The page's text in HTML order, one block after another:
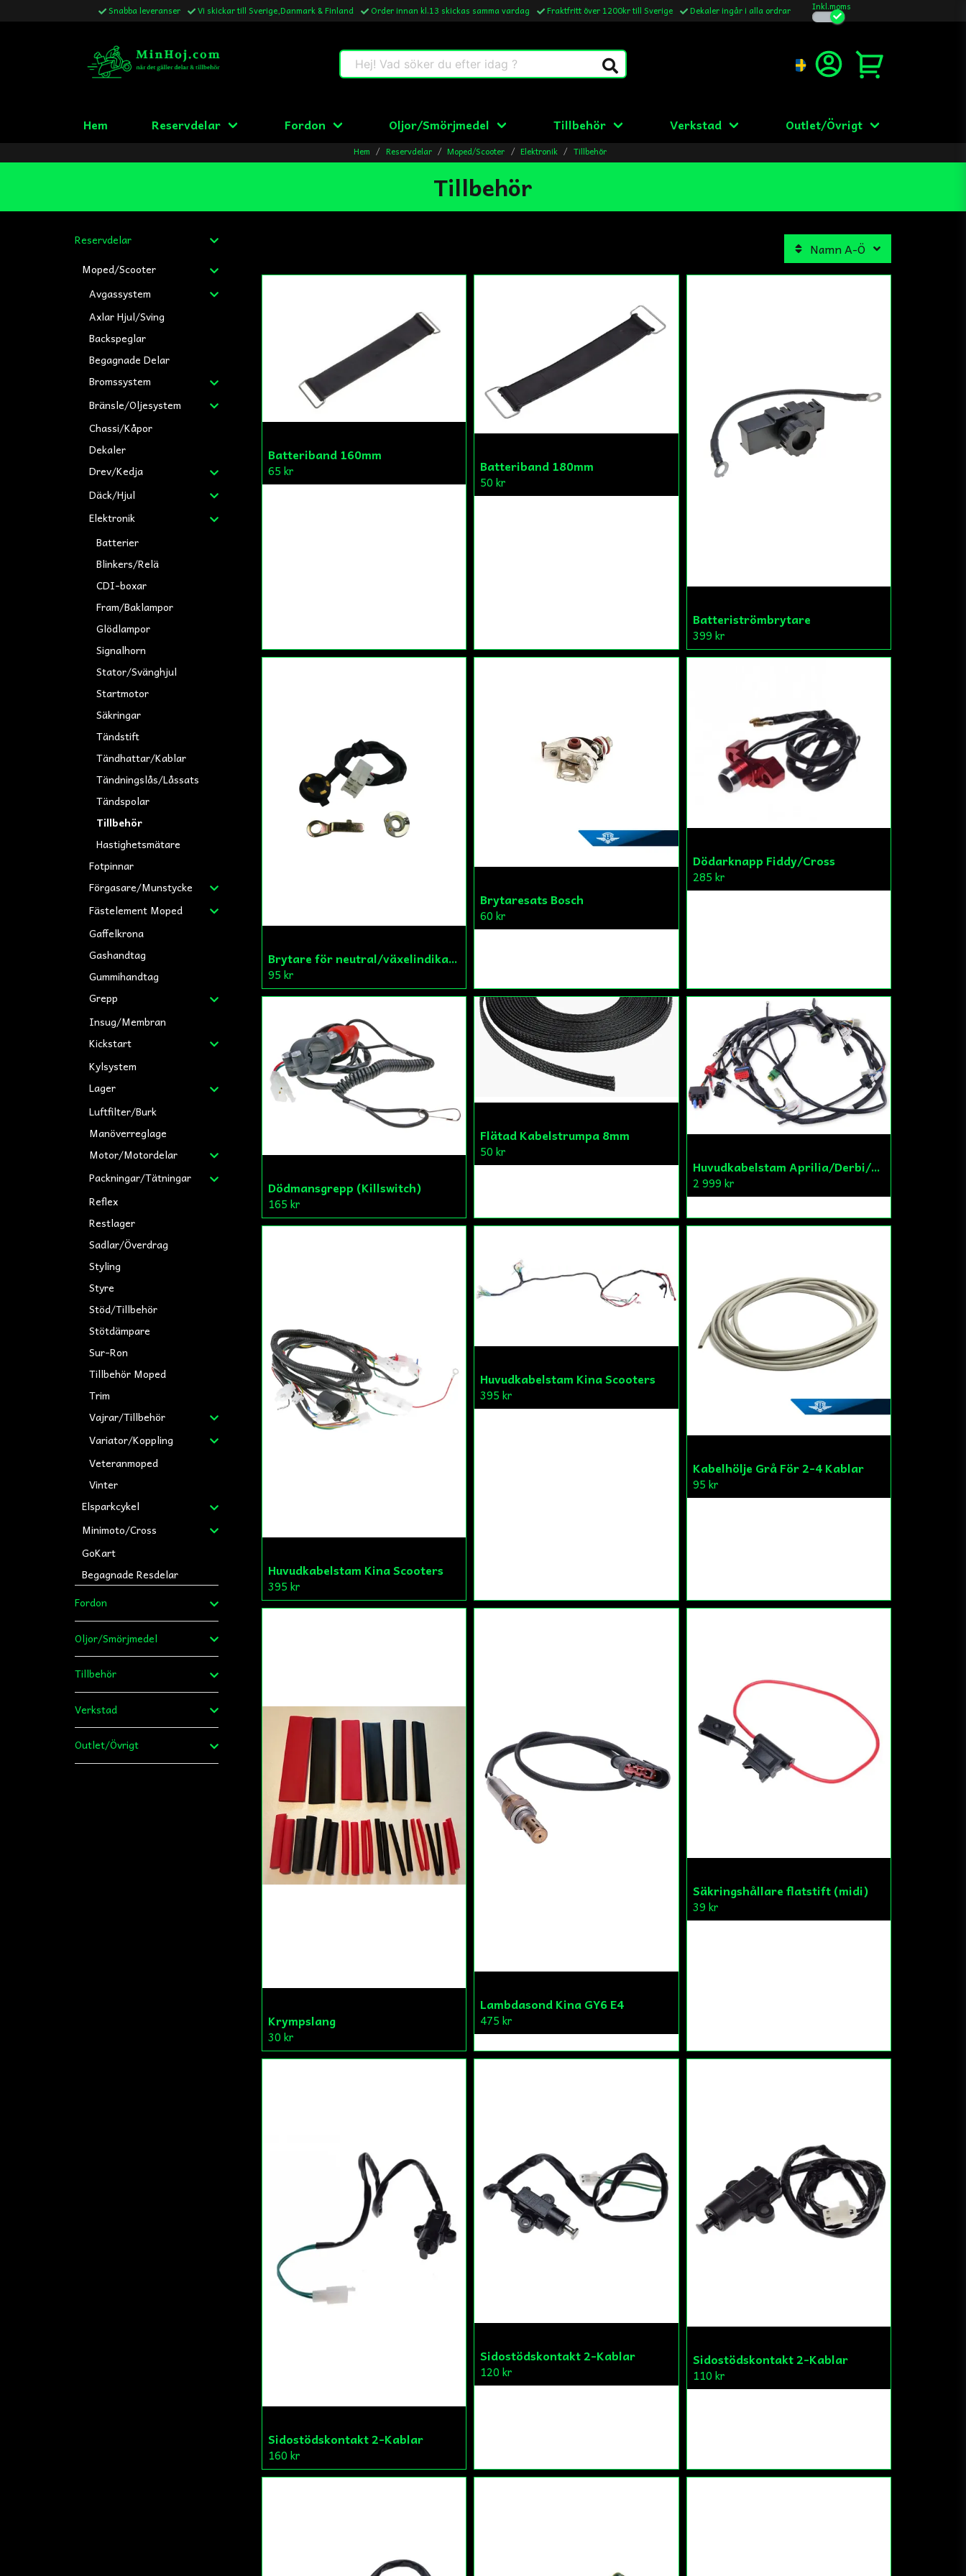
Snabba leveranser Vi skickar till Sverige,Danmark & Finland Order innan kl.13 skickas samma vardag Fraktfritt över 1200kr till Sverige Dekaler ingår i alla ordrar Inkl.moms
Hej! Vad söker du efter idag ?
Hem Reservdelar Fordon Oljor/Smörjmedel Tillbehör Verkstad Outlet/Övrigt
Hem Reservdelar Moped/Scooter Elektronik Tillbehör
Tillbehör
Reservdelar
Moped/Scooter
Avgassystem
Axlar Hjul/Sving
Backspeglar
Begagnade Delar
Bromssystem
Bränsle/Oljesystem
Chassi/Kåpor
Dekaler
Drev/Kedja
Däck/Hjul
Elektronik
Batterier
Blinkers/Relä
CDI-boxar
Fram/Baklampor
Glödlampor
Signalhorn
Stator/Svänghjul
Startmotor
Säkringar
Tändstift
Tändhattar/Kablar
Tändningslås/Låssats
Tändspolar
Tillbehör
Hastighetsmätare
Fotpinnar
Förgasare/Munstycke
Fästelement Moped
Gaffelkrona
Gashandtag
Gummihandtag
Grepp
Insug/Membran
Kickstart
Kylsystem
Lager
Luftfilter/Burk
Manöverreglage
Motor/Motordelar
Packningar/Tätningar
Reflex
Restlager
Sadlar/Överdrag
Styling
Styre
Stöd/Tillbehör
Stötdämpare
Sur-Ron
Tillbehör Moped
Trim
Vajrar/Tillbehör
Variator/Koppling
Veteranmoped
Vinter
Elsparkcykel
Minimoto/Cross
GoKart
Begagnade Resdelar
Fordon
Oljor/Smörjmedel
Tillbehör
Verkstad
Outlet/Övrigt
Namn A-Ö
Batteriband 160mm
65 kr Batteriband 180mm
50 kr
Batteriströmbrytare
399 kr
Brytare för neutral/växelindikator Skyteam Monkey Lifan
95 kr
Brytaresats Bosch
60 kr
Dödarknapp Fiddy/Cross
285 kr
Dödmansgrepp (Killswitch)
165 kr
Flätad Kabelstrumpa 8mm
50 kr
Huvudkabelstam Aprilia/Derbi/Gilera 2018- E4
2 999 kr
Huvudkabelstam Kina Scooters
395 kr
Huvudkabelstam Kina Scooters
395 kr
Kabelhölje Grå För 2-4 Kablar
95 kr
Krympslang
30 kr
Lambdasond Kina GY6 E4
475 kr
Säkringshållare flatstift (midi)
39 kr
Sidostödskontakt 2-Kablar
160 kr
Sidostödskontakt 2-Kablar
120 kr
Sidostödskontakt 2-Kablar
110 kr